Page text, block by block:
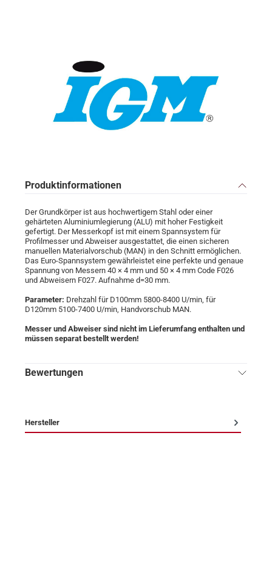
Produktinformationen
Der Grundkörper ist aus hochwertigem Stahl oder einer
gehärteten Aluminiumlegierung (ALU) mit hoher Festigkeit
gefertigt. Der Messerkopf ist mit einem Spannsystem für
Profilmesser und Abweiser ausgestattet, die einen sicheren
manuellen Materialvorschub (MAN) in den Schnitt ermöglichen.
Das Euro-Spannsystem gewährleistet eine perfekte und genaue
Spannung von Messern 40 × 4 mm und 50 × 4 mm Code F026
und Abweisern F027. Aufnahme d=30 mm.
Parameter: Drehzahl für D100mm 5800-8400 U/min, für
D120mm 5100-7400 U/min, Handvorschub MAN.
Messer und Abweiser sind nicht im Lieferumfang enthalten und
müssen separat bestellt werden!
Bewertungen
Hersteller